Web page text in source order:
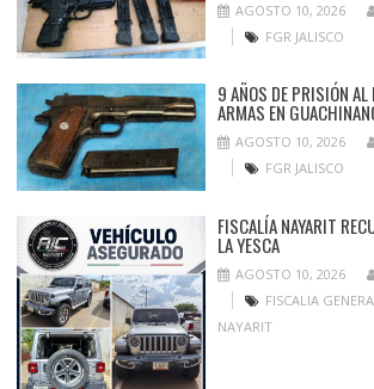
AGOSTO 10, 2026
FGR JALISCO
9 AÑOS DE PRISIÓN AL
ARMAS EN
AGOSTO 10, 2026
FGR JALISCO
FISCALÍA NAYARIT
LA YESCA
AGOSTO 10, 2026
FISCALIA
NAYARIT